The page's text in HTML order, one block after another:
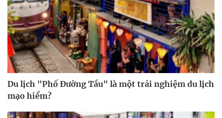
Du lịch "Phố Đường Tầu" là một trải nghiệm du lịch
mạo hiểm?